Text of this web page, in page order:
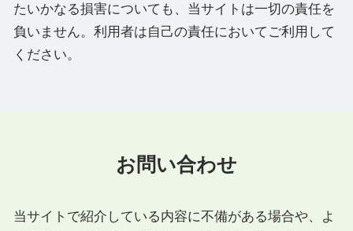
たいかなる損害についても、当サイトは一切の責任を
負いません。利用者は自己の責任においてご利用して
ください。
お問い合わせ
当サイトで紹介している内容に不備がある場合や、よ